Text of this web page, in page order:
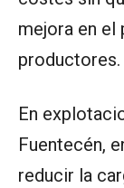
mejora en el
productores.
En
Fuentecén,
reducir la